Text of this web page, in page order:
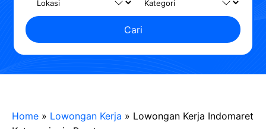
Cari
Home » Lowongan Kerja » Lowongan Kerja Indomaret